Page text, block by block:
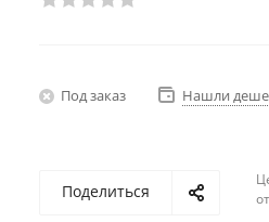
Под заказ Нашли
Поделиться